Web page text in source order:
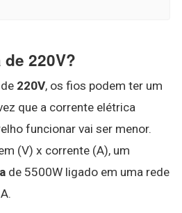
220V?
220V, os fios podem ter um
que a corrente elétrica
funcionar vai ser menor.
(V) x corrente (A), um
de 5500W ligado em uma rede